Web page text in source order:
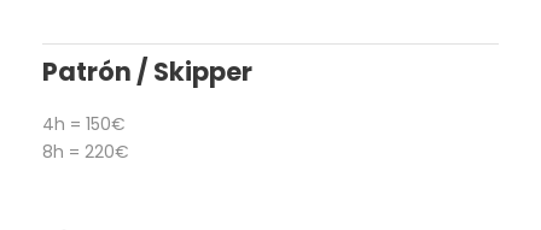
Patrón / Skipper
4h = 150€
8h = 220€